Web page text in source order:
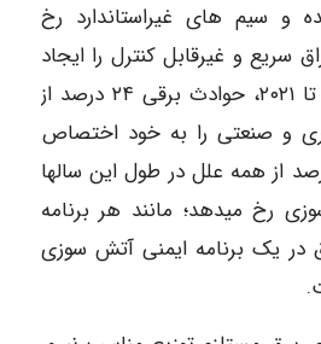
و سیم های غیراستاندارد رخ
سریع و غیرقابل کنترل را ایجاد
می کنند از سال ۲۰۱۵ تا ۲۰۲۱، حوادث برقی ۲۴ درصد از
و صنعتی را به خود اختصاص
از همه علل در طول این سالها
آتش سوزی رخ میدهد؛ مانند هر برنامه
یک برنامه ایمنی آتش سوزی